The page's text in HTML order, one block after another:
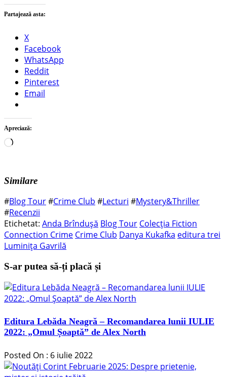
Partajează asta:
X
Facebook
WhatsApp
Reddit
Pinterest
Email
Apreciază:
Încarc...
Similare
#Blog Tour#Crime Club #Lecturi #Mystery&Thriller
#Recenzii
Etichetat: Anda Brîndușă Blog Tour Colecția Fiction
Connection Crime Crime Club Danya Kukafka editura trei
Luminița Gavrilă
S-ar putea să-ți placă și
Editura Lebăda Neagră – Recomandarea lunii IULIE
2022: „Omul Șoaptă” de Alex North
Posted On : 6 iulie 2022